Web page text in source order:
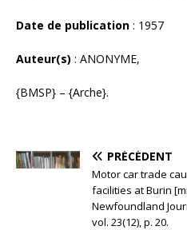
Date de publication : 1957
Auteur(s) : ANONYME,
{BMSP} – {Arche}.
PRÉCÉDENT
Motor car trade
facilities at Burin
Newfoundland
vol. 23(12), p. 20.